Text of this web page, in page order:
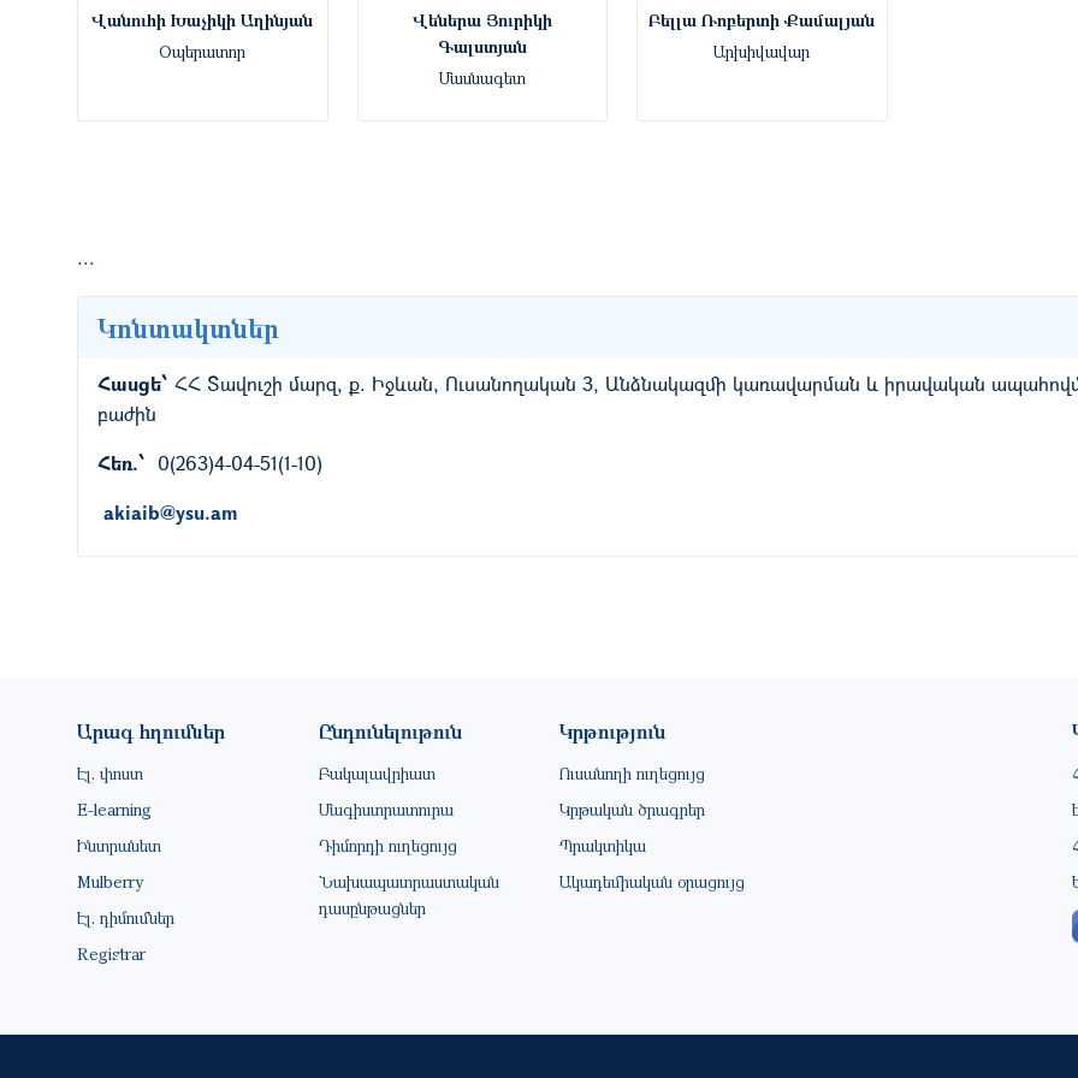
Վանուհի Խաչիկի Աղինյան
Օպերատոր
Վեներա Յուրիկի
Գալստյան
Մասնագետ
Բելլա Ռոբերտի Քամալյան
Արխիվավար
...
Կոնտակտներ
Հասցե՝ ՀՀ Տավուշի մարզ, ք. Իջևան, Ուսանողական 3, Անձնակազմի կառավարման և իրավական
բաժին
Հեռ.՝ 0(263)4-04-51(1-10)
akiaib@ysu.am
Footer site information
Արագ հղումներ
Էլ. փոստ
E-learning
Ինտրանետ
Mulberry
Էլ. դիմումներ
Registrar
Ընդունելութուն
Բակալավրիատ
Մագիստրատուրա
Դիմորդի ուղեցույց
Նախապատրաստական
դասընթացներ
Կրթություն
Ուսանողի ուղեցույց
Կրթական ծրագրեր
Պրակտիկա
Ակադեմիական օրացույց